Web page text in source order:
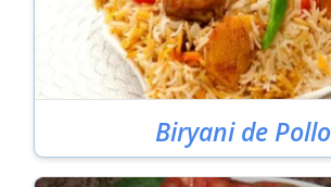
Biryani de Pollo